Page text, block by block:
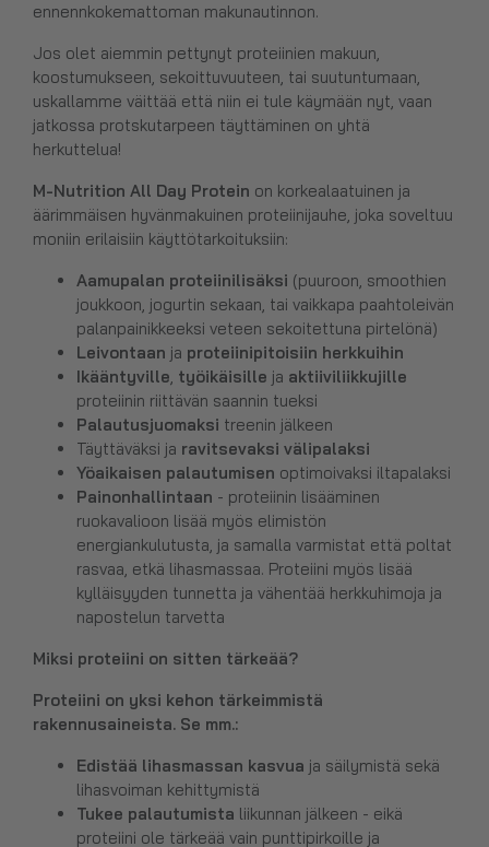
ennennkokemattoman makunautinnon.
Jos olet aiemmin pettynyt proteiinien makuun,
koostumukseen, sekoittuvuuteen, tai suutuntumaan,
uskallamme väittää että niin ei tule käymään nyt, vaan
jatkossa protskutarpeen täyttäminen on yhtä
herkuttelua!
M-Nutrition All Day Protein on korkealaatuinen ja
äärimmäisen hyvänmakuinen proteiinijauhe, joka soveltuu
moniin erilaisiin käyttötarkoituksiin:
Aamupalan proteiinilisäksi (puuroon, smoothien
joukkoon, jogurtin sekaan, tai vaikkapa paahtoleivän
palanpainikkeeksi veteen sekoitettuna pirtelönä)
Leivontaan ja proteiinipitoisiin herkkuihin
Ikääntyville, työikäisille ja aktiiviliikkujille
proteiinin riittävän saannin tueksi
Palautusjuomaksi treenin jälkeen
Täyttäväksi ja ravitsevaksi välipalaksi
Yöaikaisen palautumisen optimoivaksi iltapalaksi
Painonhallintaan - proteiinin lisääminen
ruokavalioon lisää myös elimistön
energiankulutusta, ja samalla varmistat että poltat
rasvaa, etkä lihasmassaa. Proteiini myös lisää
kylläisyyden tunnetta ja vähentää herkkuhimoja ja
napostelun tarvetta
Miksi proteiini on sitten tärkeää?
Proteiini on yksi kehon tärkeimmistä
rakennusaineista. Se mm.:
Edistää lihasmassan kasvua ja säilymistä sekä
lihasvoiman kehittymistä
Tukee palautumista liikunnan jälkeen - eikä
proteiini ole tärkeää vain punttipirkoille ja